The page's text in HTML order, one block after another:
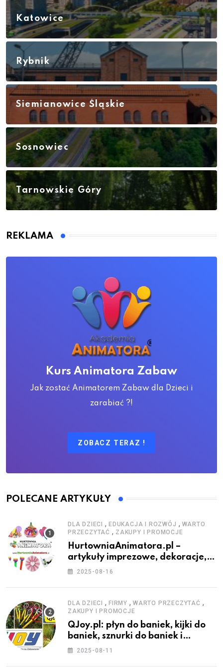
Katowice
Rybnik
Siemianowice Śląskie
Sosnowiec
Tarnowskie Góry
REKLAMA
Kurs Animatora Zabaw
Jak zostać Animatorem Zabaw dla Dzieci i
zarabiać ?!
ZOBACZ TERAZ !
POLECANE ARTYKUŁY
DLA DZIECI , EDUKACJA I ROZWÓJ , WARTO
PRZECZYTAĆ , ZAKUPY I PROMOCJE
HurtowniaAnimatora.pl –
artykuły imprezowe, dekoracje,
stroje i akcesoria dla animatorów
2025-08-16
DLA DZIECI , FIRMY , WARTO PRZECZYTAĆ ,
ZAKUPY I PROMOCJE
QJoy.pl: płyn do baniek, kijki do
baniek, sznurki do baniek i
zestawy do baniek
2025-08-11